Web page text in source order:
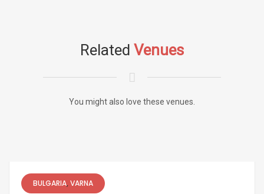
Related Venues
You might also love these venues.
BULGARIA VARNA